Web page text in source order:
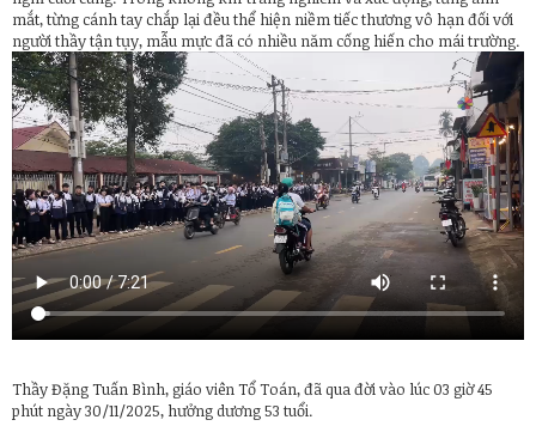
mắt, từng cánh tay chắp lại đều thể hiện niềm tiếc thương vô hạn đối với
người thầy tận tụy, mẫu mực đã có nhiều năm cống hiến cho mái trường.
Thầy Đặng Tuấn Bình, giáo viên Tổ Toán, đã qua đời vào lúc 03 giờ 45
phút ngày 30/11/2025, hưởng dương 53 tuổi.